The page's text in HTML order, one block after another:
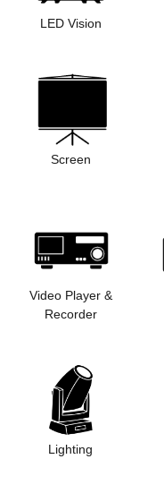
LED Vision
Screen
Video Player &
Recorder
Lighting